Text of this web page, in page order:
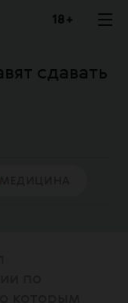
18 +
сдавать